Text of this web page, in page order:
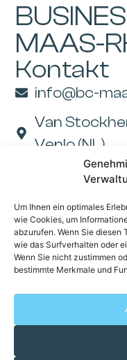
Um Ihnen ein optimales
wie Cookies, um
abzurufen. Wenn Sie diesen
wie das Surfverhalten oder
Wenn Sie nicht zustimmen
bestimmte Merkmale und
MAAS-
Kontakt
info@bc-
Van
Venlo (NL)
Startseite
Über uns
Nachrichten
Partner